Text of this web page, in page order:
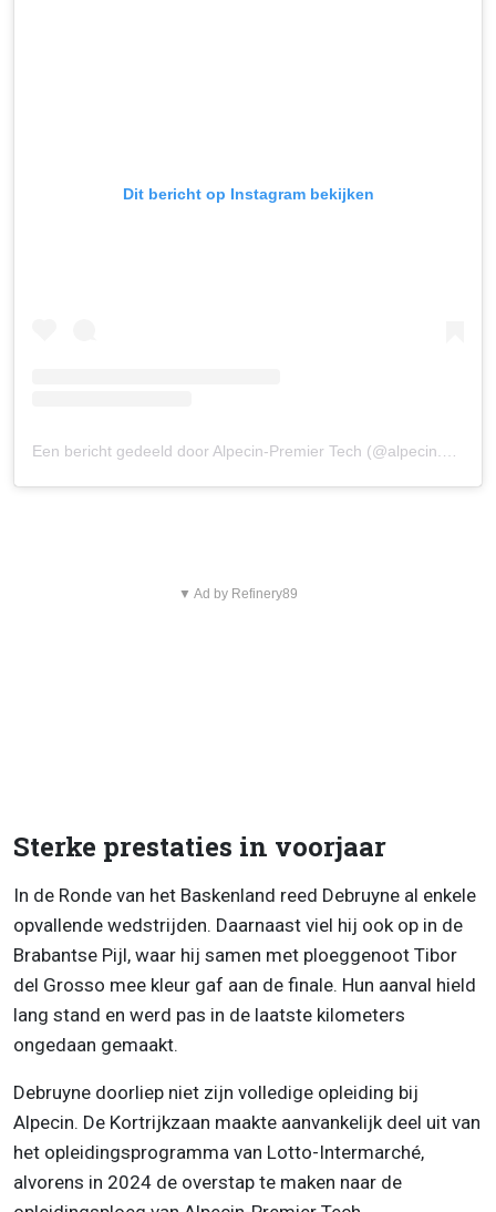
Dit bericht op Instagram bekijken
▼ Ad by Refinery89
Sterke prestaties in voorjaar
In de Ronde van het Baskenland reed Debruyne al enkele
opvallende wedstrijden. Daarnaast viel hij ook op in de
Brabantse Pijl, waar hij samen met ploeggenoot Tibor
del Grosso mee kleur gaf aan de finale. Hun aanval hield
lang stand en werd pas in de laatste kilometers
ongedaan gemaakt.
Debruyne doorliep niet zijn volledige opleiding bij
Alpecin. De Kortrijkzaan maakte aanvankelijk deel uit van
het opleidingsprogramma van Lotto-Intermarché,
alvorens in 2024 de overstap te maken naar de